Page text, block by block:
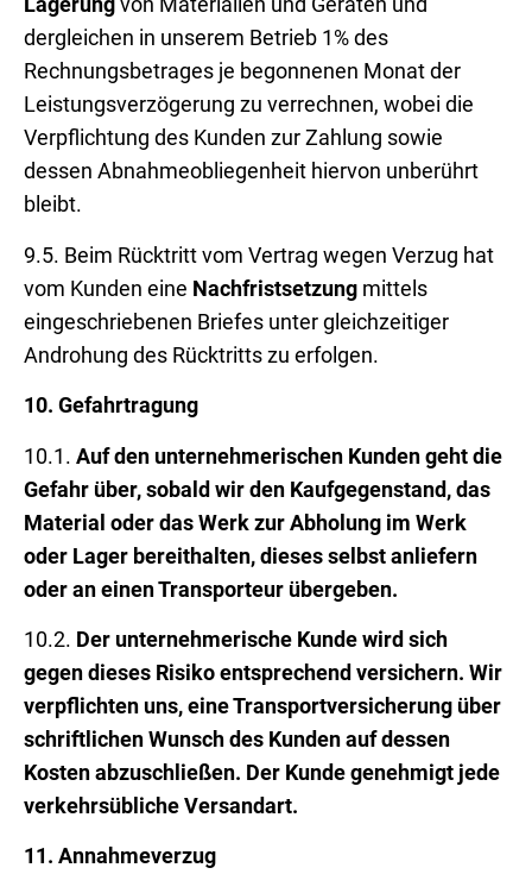
Lagerung von Materialien und Geräten und
dergleichen in unserem Betrieb 1% des
Rechnungsbetrages je begonnenen Monat der
Leistungsverzögerung zu verrechnen, wobei die
Verpflichtung des Kunden zur Zahlung sowie
dessen Abnahmeobliegenheit hiervon unberührt
bleibt.
9.5. Beim Rücktritt vom Vertrag wegen Verzug hat
vom Kunden eine Nachfristsetzung mittels
eingeschriebenen Briefes unter gleichzeitiger
Androhung des Rücktritts zu erfolgen.
10. Gefahrtragung
10.1. Auf den unternehmerischen Kunden geht die
Gefahr über, sobald wir den Kaufgegenstand, das
Material oder das Werk zur Abholung im Werk
oder Lager bereithalten, dieses selbst anliefern
oder an einen Transporteur übergeben.
10.2. Der unternehmerische Kunde wird sich
gegen dieses Risiko entsprechend versichern. Wir
verpflichten uns, eine Transportversicherung über
schriftlichen Wunsch des Kunden auf dessen
Kosten abzuschließen. Der Kunde genehmigt jede
verkehrsübliche Versandart.
11. Annahmeverzug